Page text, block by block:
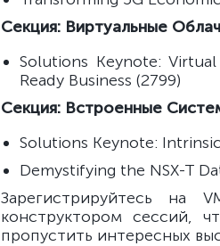
Секция: Виртуальные
Solutions Keynote:
Ready Business (2799)
Секция: Встроенные
Solutions Keynote:
Demystifying the NSX-T
Зарегистрируйтесь на
конструктором сессий,
пропустить интересных